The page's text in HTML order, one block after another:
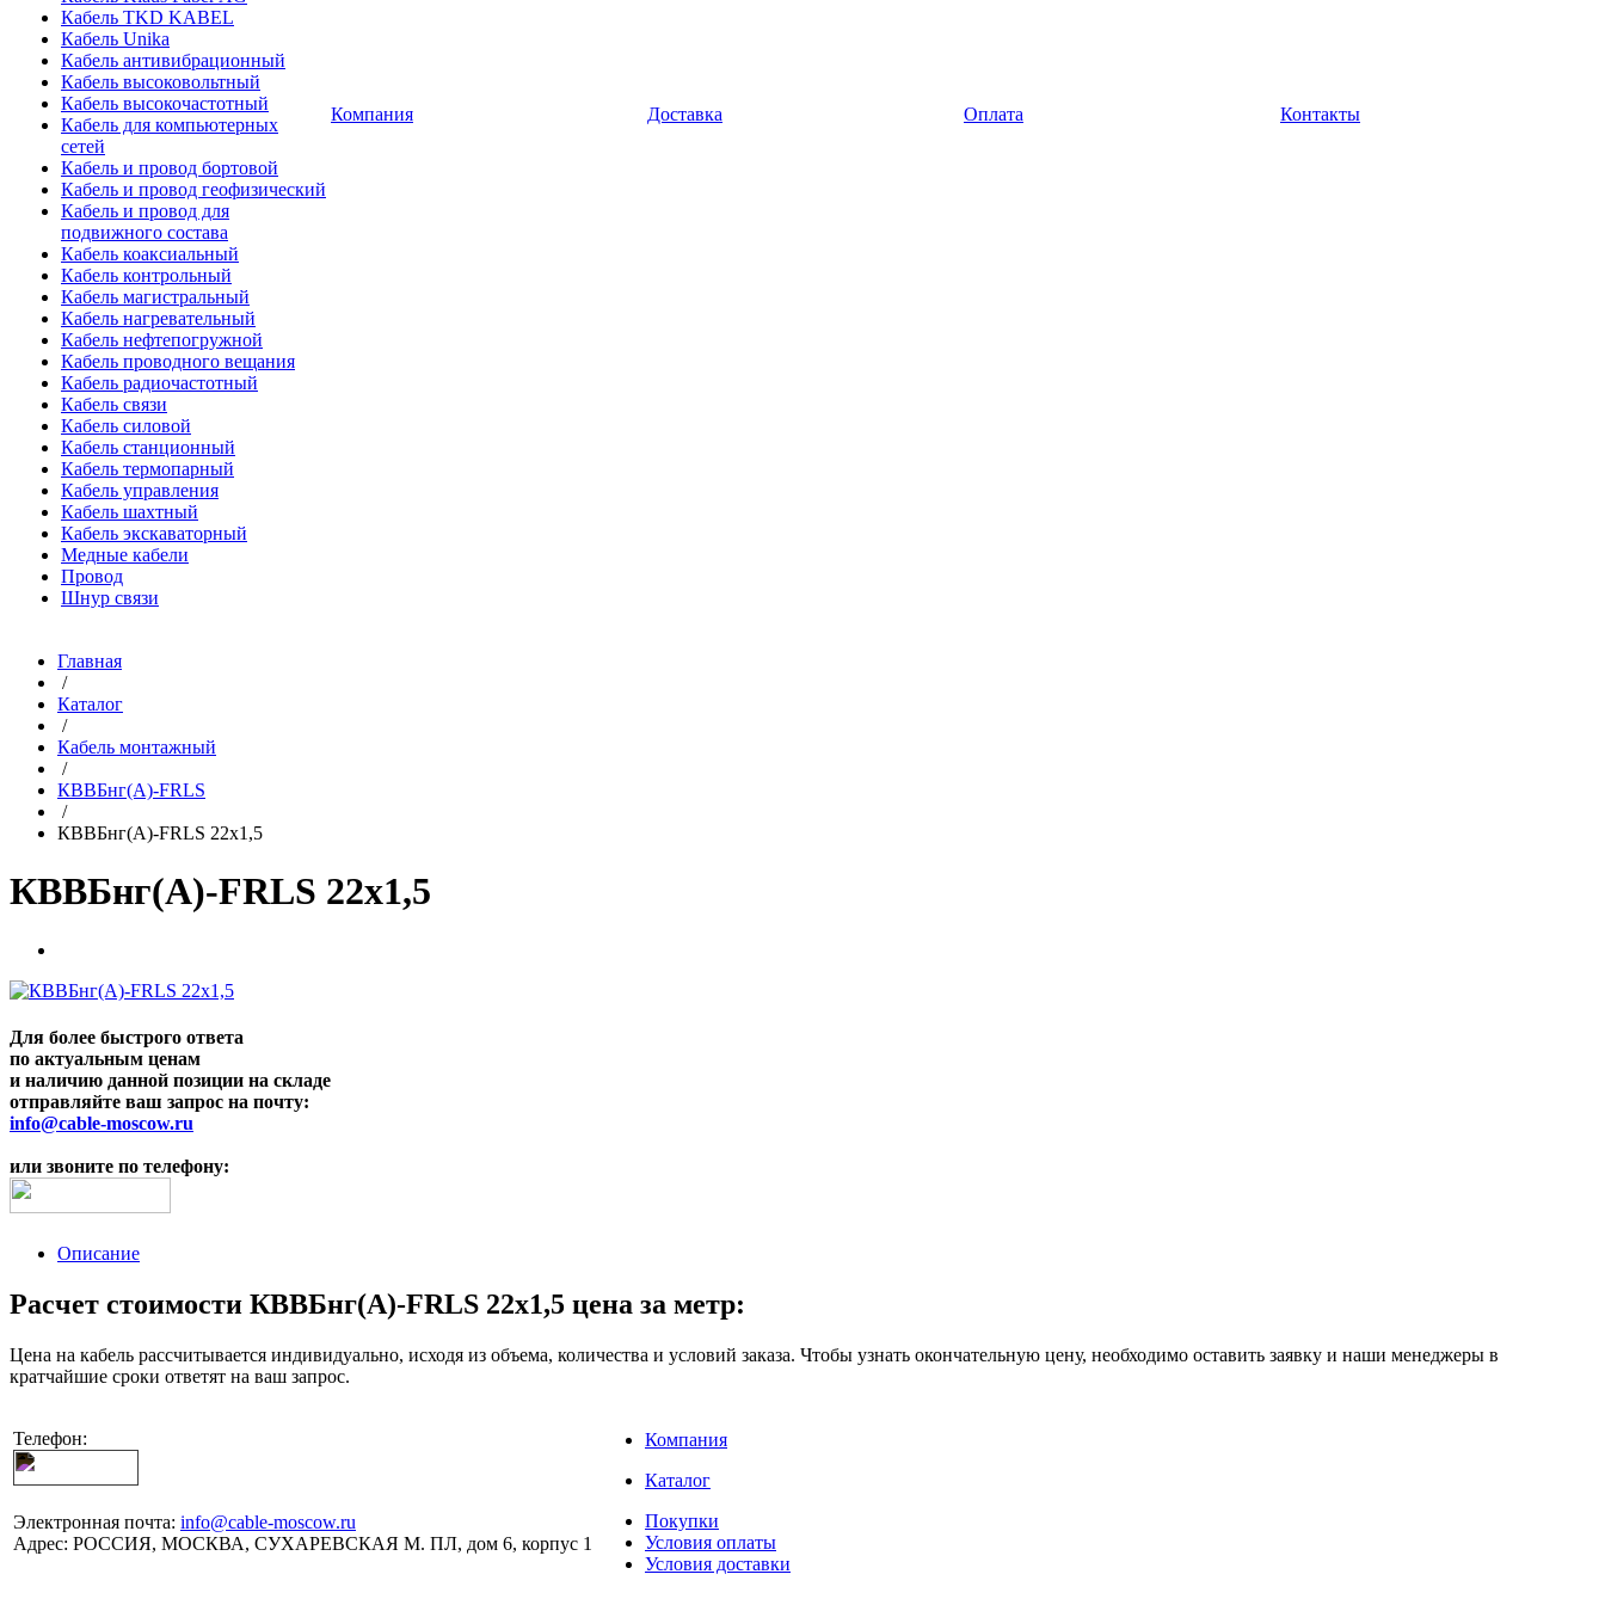
Кабель TKD KABEL
Кабель Unika
Кабель антивибрационный
Кабель высоковольтный
Кабель высокочастотный
Кабель для компьютерных
сетей
Кабель и провод бортовой
Кабель и провод геофизический
Кабель и провод для
подвижного состава
Кабель коаксиальный
Кабель контрольный
Кабель магистральный
Кабель нагревательный
Кабель нефтепогружной
Кабель проводного вещания
Кабель радиочастотный
Кабель связи
Кабель силовой
Кабель станционный
Кабель термопарный
Кабель управления
Кабель шахтный
Кабель экскаваторный
Медные кабели
Провод
Шнур связи
Компания Доставка Оплата Контакты
Главная
/
Каталог
/
Кабель монтажный
/
КВВБнг(A)-FRLS
/
КВВБнг(A)-FRLS 22х1,5
КВВБнг(A)-FRLS 22х1,5
Для более быстрого ответа
по актуальным ценам
и наличию данной позиции на складе
отправляйте ваш запрос на почту:
info@cable-moscow.ru
или звоните по телефону:
Описание
Расчет стоимости КВВБнг(A)-FRLS 22х1,5 цена за метр:
Цена на кабель рассчитывается индивидуально, исходя из объема, количества и условий заказа. Чтобы узнать окончательную цену, необходимо оставить заявку и наши менеджеры в
кратчайшие сроки ответят на ваш запрос.
Телефон:
Электронная почта: info@cable-moscow.ru
Адрес: РОССИЯ, МОСКВА, СУХАРЕВСКАЯ М. ПЛ, дом 6, корпус 1
Компания
Каталог
Покупки
Условия оплаты
Условия доставки